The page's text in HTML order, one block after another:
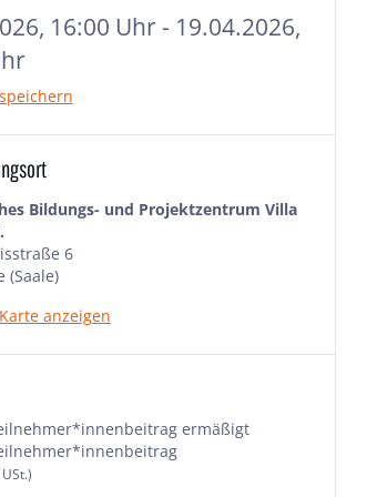
16:00 Uhr - 19.04.2026,
Bildungs- und Projektzentrum Villa
6
(Saale)
anzeigen
ermäßigt